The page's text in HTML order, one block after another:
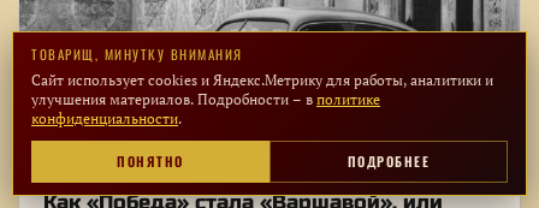
ТОВАРИЩ, МИНУТКУ ВНИМАНИЯ
Сайт использует cookies и Яндекс.Метрику для работы, аналитики и
улучшения материалов. Подробности – в политике
конфиденциальности.
ПОНЯТНО ПОДРОБНЕЕ